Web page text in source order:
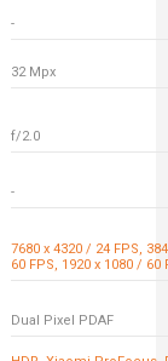
-
32 Mpx
f/2.0
-
7680 x 4320 / 24 FPS,
60 FPS, 1920 x 1080 / 60
Dual Pixel PDAF